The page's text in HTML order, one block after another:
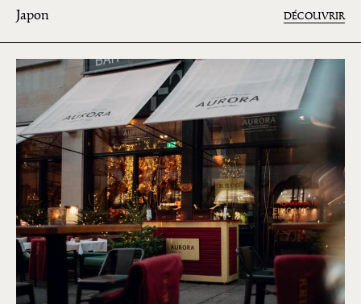
Japon DÉCOUVRIR